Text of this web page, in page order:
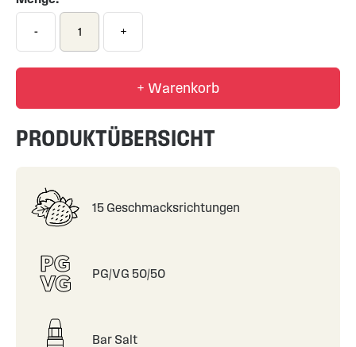
- +
+ Warenkorb
PRODUKTÜBERSICHT
15 Geschmacksrichtungen
PG/VG 50/50
Bar Salt